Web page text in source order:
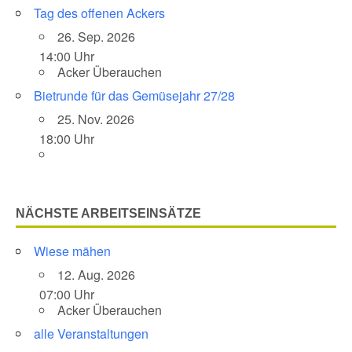
Tag des offenen Ackers
26. Sep. 2026
14:00 Uhr
Acker Überauchen
Bietrunde für das Gemüsejahr 27/28
25. Nov. 2026
18:00 Uhr
NÄCHSTE ARBEITSEINSÄTZE
Wiese mähen
12. Aug. 2026
07:00 Uhr
Acker Überauchen
alle Veranstaltungen